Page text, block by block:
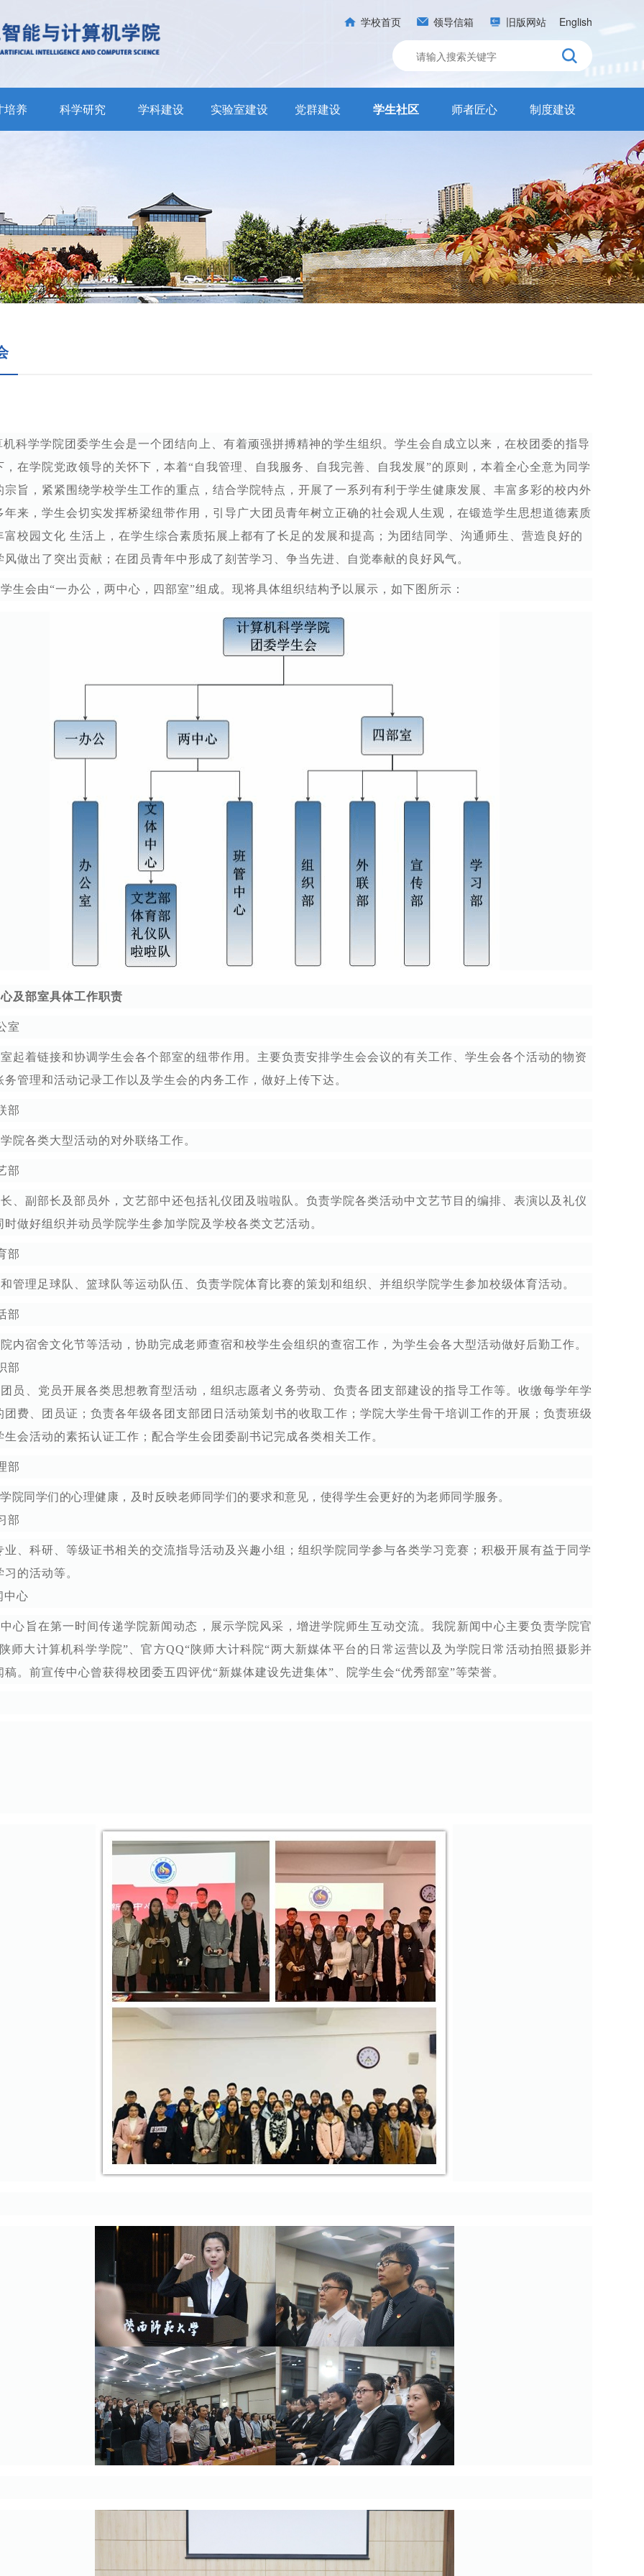
学校首页 领导信箱 旧版网站 English
培养 科学研究 学科建设 实验室建设 党群建设 学生社区 师者匠心 制度建设
机科学学院团委学生会是一个团结向上、有着顽强拼搏精神的学生组织。学生会自成立以来，在校团委的指导
，在学院党政领导的关怀下，本着“自我管理、自我服务、自我完善、自我发展”的原则，本着全心全意为同学
宗旨，紧紧围绕学校学生工作的重点，结合学院特点，开展了一系列有利于学生健康发展、丰富多彩的校内外
年来，学生会切实发挥桥梁纽带作用，引导广大团员青年树立正确的社会观人生观，在锻造学生思想道德素质
富校园文化 生活上，在学生综合素质拓展上都有了长足的发展和提高；为团结同学、沟通师生、营造良好的
风做出了突出贡献；在团员青年中形成了刻苦学习、争当先进、自觉奉献的良好风气。
生会由“一办公，两中心，四部室”组成。现将具体组织结构予以展示，如下图所示：
及部室具体工作职责
室
起着链接和协调学生会各个部室的纽带作用。主要负责安排学生会会议的有关工作、学生会各个活动的物资
务管理和活动记录工作以及学生会的内务工作，做好上传下达。
部
院各类大型活动的对外联络工作。
部
、副部长及部员外，文艺部中还包括礼仪团及啦啦队。负责学院各类活动中文艺节目的编排、表演以及礼仪
时做好组织并动员学院学生参加学院及学校各类文艺活动。
部
管理足球队、篮球队等运动队伍、负责学院体育比赛的策划和组织、并组织学院学生参加校级体育活动。
部
内宿舍文化节等活动，协助完成老师查宿和校学生会组织的查宿工作，为学生会各大型活动做好后勤工作。
部
员、党员开展各类思想教育型活动，组织志愿者义务劳动、负责各团支部建设的指导工作等。收缴每学年学
团费、团员证；负责各年级各团支部团日活动策划书的收取工作；学院大学生骨干培训工作的开展；负责班级
生会活动的素拓认证工作；配合学生会团委副书记完成各类相关工作。
部
院同学们的心理健康，及时反映老师同学们的要求和意见，使得学生会更好的为老师同学服务。
部
业、科研、等级证书相关的交流指导活动及兴趣小组；组织学院同学参与各类学习竞赛；积极开展有益于同学
的活动等。
中心
心旨在第一时间传递学院新闻动态，展示学院风采，增进学院师生互动交流。我院新闻中心主要负责学院官
师大计算机科学学院”、官方QQ“陕师大计科院“两大新媒体平台的日常运营以及为学院日常活动拍照摄影并
稿。前宣传中心曾获得校团委五四评优“新媒体建设先进集体”、院学生会“优秀部室”等荣誉。